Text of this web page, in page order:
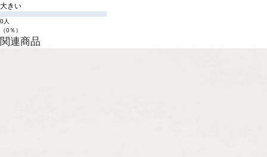
大きい
0人
（0％）
関連商品